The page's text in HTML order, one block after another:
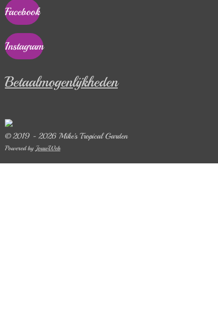
Facebook
Instagram
Betaalmogenlijkheden
© 2019 - 2026 Mike's Tropical Garden
Powered by JouwWeb